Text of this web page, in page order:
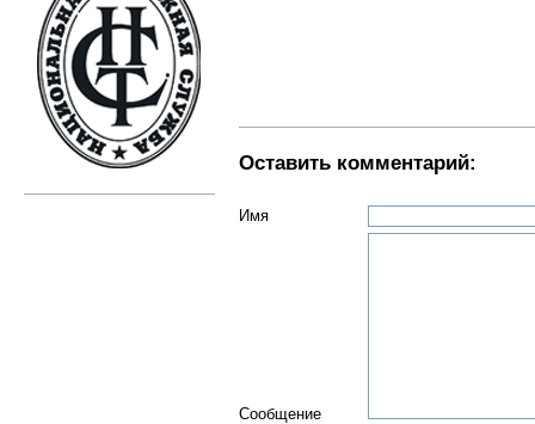
Оставить комментарий:
Имя
Сообщение